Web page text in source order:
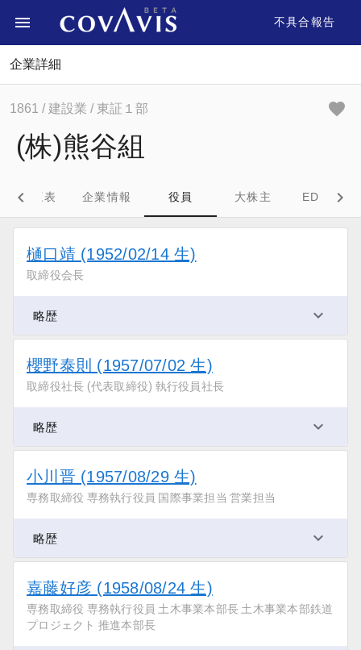
不具合報告
企業詳細
1861 / 建設業 / 東証１部
(株)熊谷組
財務三表 企業情報 役員 大株主 EDINET
樋口靖 (1952/02/14 生)
取締役会長
略歴
櫻野泰則 (1957/07/02 生)
取締役社長 (代表取締役) 執行役員社長
略歴
小川晋 (1957/08/29 生)
専務取締役 専務執行役員 国際事業担当 営業担当
略歴
嘉藤好彦 (1958/08/24 生)
専務取締役 専務執行役員 土木事業本部長 土木事業本部鉄道
プロジェクト 推進本部長